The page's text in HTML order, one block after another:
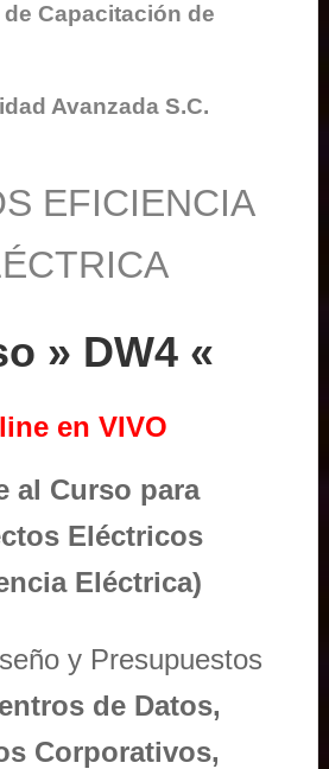
Capacitación de
Avanzada S.C.
EFICIENCIA
» DW4 «
en VIVO
al Curso para
Eléctricos
Eléctrica)
y Presupuestos
de Datos,
Corporativos,